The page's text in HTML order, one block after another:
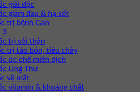
giải độc
giảm đau & hạ sốt
trị bệnh Gan
3
trị sỏi thận
trị táo bón, tiêu chảy
ức chế miễn dịch
Ung Thư
về mắt
vitamin & khoáng chất